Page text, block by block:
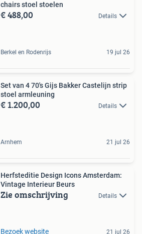
chairs stoel stoelen
€ 488,00 Details
Berkel en Rodenrijs 19 jul 26
Set van 4 70's Gijs Bakker Castelijn strip
stoel armleuning
€ 1.200,00 Details
Arnhem 21 jul 26
Herfsteditie Design Icons Amsterdam:
Vintage Interieur Beurs
Zie omschrijving Details
Bezoek website 21 jul 26